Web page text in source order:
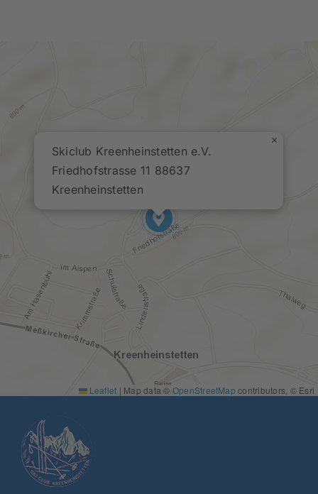
Skiclub Kreenheinstetten e.V.
Friedhofstrasse 11 88637
Kreenheinstetten
×
Leaflet | Map data © OpenStreetMap contributors, © Esri